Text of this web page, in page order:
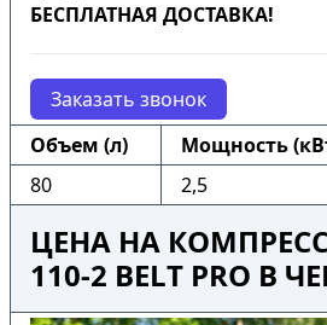
БЕСПЛАТНАЯ ДОСТАВКА!
Заказать звонок
Объем (л)
Мощность
80
2,5
ЦЕНА НА
110-2 BELT PRO В